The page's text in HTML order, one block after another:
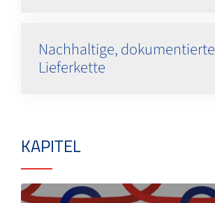
Nachhaltige, dokumentierte
Lieferkette
KAPITEL